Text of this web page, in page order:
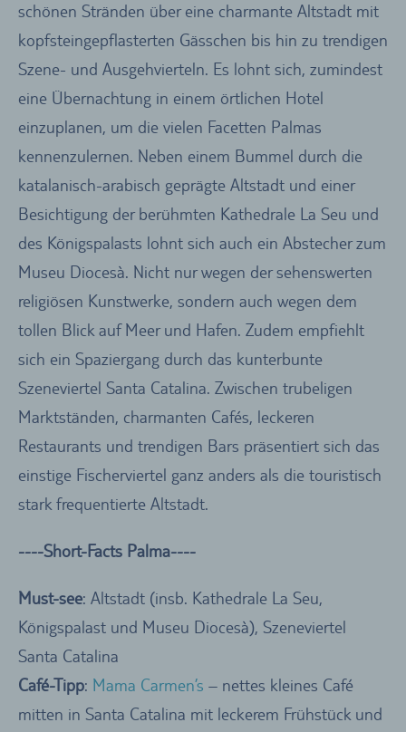
schönen Stränden über eine charmante Altstadt mit
kopfsteingepflasterten Gässchen bis hin zu trendigen
Szene- und Ausgehvierteln. Es lohnt sich, zumindest
eine Übernachtung in einem örtlichen Hotel
einzuplanen, um die vielen Facetten Palmas
kennenzulernen. Neben einem Bummel durch die
katalanisch-arabisch geprägte Altstadt und einer
Besichtigung der berühmten Kathedrale La Seu und
des Königspalasts lohnt sich auch ein Abstecher zum
Museu Diocesà. Nicht nur wegen der sehenswerten
religiösen Kunstwerke, sondern auch wegen dem
tollen Blick auf Meer und Hafen. Zudem empfiehlt
sich ein Spaziergang durch das kunterbunte
Szeneviertel Santa Catalina. Zwischen trubeligen
Marktständen, charmanten Cafés, leckeren
Restaurants und trendigen Bars präsentiert sich das
einstige Fischerviertel ganz anders als die touristisch
stark frequentierte Altstadt.
----Short-Facts Palma----
Must-see: Altstadt (insb. Kathedrale La Seu,
Königspalast und Museu Diocesà), Szeneviertel
Santa Catalina
Café-Tipp: Mama Carmen’s – nettes kleines Café
mitten in Santa Catalina mit leckerem Frühstück und